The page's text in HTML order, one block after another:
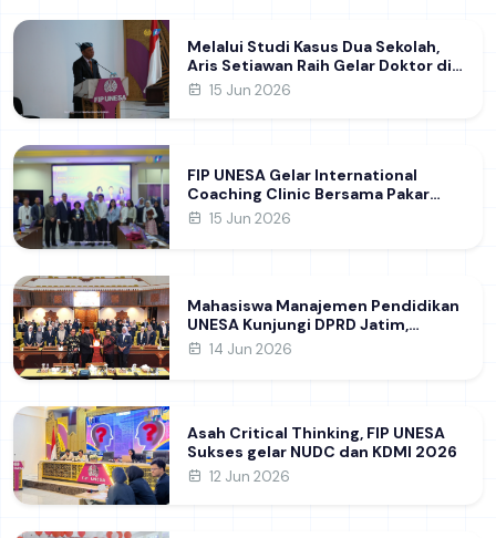
Melalui Studi Kasus Dua Sekolah,
Aris Setiawan Raih Gelar Doktor di
FIP UNESA Usai Kupas Manajemen
15 Jun 2026
FIP UNESA Gelar International
Coaching Clinic Bersama Pakar
Khon Kaen University Thailand,
Ilmiah Internasional dukung SDG 4
15 Jun 2026
Mahasiswa Manajemen Pendidikan
UNESA Kunjungi DPRD Jatim,
Perdalam Pemahaman Kebijakan
14 Jun 2026
Asah Critical Thinking, FIP UNESA
Sukses gelar NUDC dan KDMI 2026
12 Jun 2026